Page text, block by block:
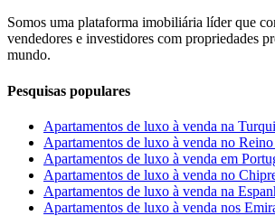
Somos uma plataforma imobiliária líder que
vendedores e investidores com propriedades
mundo.
Pesquisas populares
Apartamentos de luxo à venda na
Apartamentos de luxo à venda no
Apartamentos de luxo à venda em
Apartamentos de luxo à venda no
Apartamentos de luxo à venda na
Apartamentos de luxo à venda nos